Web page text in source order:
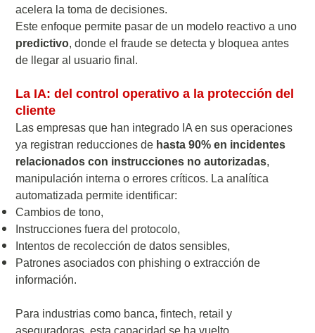
acelera la toma de decisiones.
Este enfoque permite pasar de un modelo reactivo a uno
predictivo, donde el fraude se detecta y bloquea antes
de llegar al usuario final.
La IA: del control operativo a la protección del
cliente
Las empresas que han integrado IA en sus operaciones
ya registran reducciones de hasta 90% en incidentes
relacionados con instrucciones no autorizadas,
manipulación interna o errores críticos. La analítica
automatizada permite identificar:
Cambios de tono,
Instrucciones fuera del protocolo,
Intentos de recolección de datos sensibles,
Patrones asociados con phishing o extracción de
información.
Para industrias como banca, fintech, retail y